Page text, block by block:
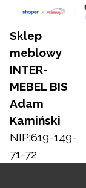
Sklep
meblowy
INTER-
MEBEL BIS
Adam
Kamiński
NIP:619-149-
71-72